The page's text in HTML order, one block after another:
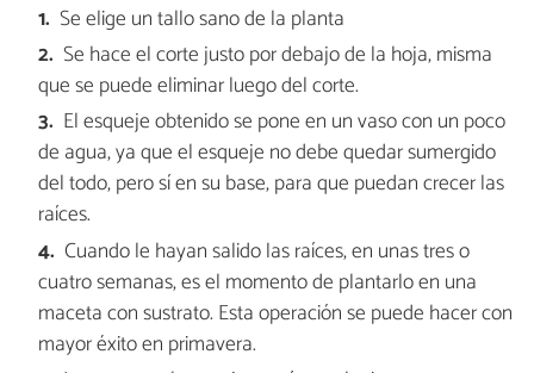
Se elige un tallo sano de la planta
Se hace el corte justo por debajo de la hoja, misma
que se puede eliminar luego del corte.
El esqueje obtenido se pone en un vaso con un poco
de agua, ya que el esqueje no debe quedar sumergido
del todo, pero sí en su base, para que puedan crecer las
raíces.
Cuando le hayan salido las raíces, en unas tres o
cuatro semanas, es el momento de plantarlo en una
maceta con sustrato. Esta operación se puede hacer con
mayor éxito en primavera.